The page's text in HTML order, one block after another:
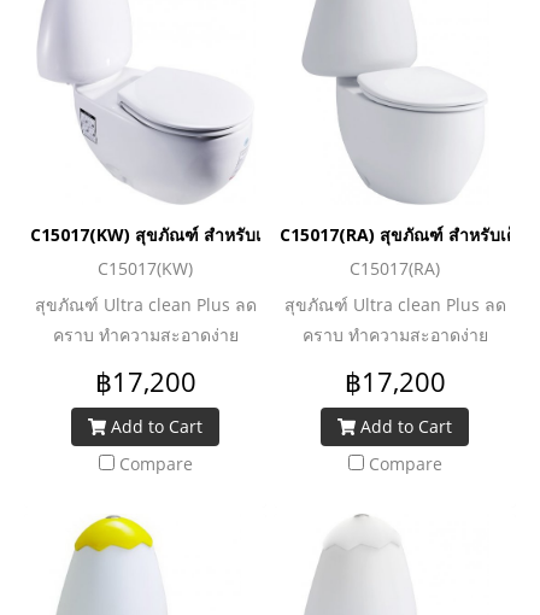
C15017(KW) สุขภัณฑ์ สำหรับเด็ก 3.75 ลิตร รุ่น GOOGAI (สีเขียวกีวี)
C15017(KW)
สุขภัณฑ์ Ultra clean Plus ลด
คราบ ทำความสะอาดง่าย
ฝาปิดหม้อน้ำทรงเปลือกไข่ 3 สี
สดใส : สีเขียวกีวี่ สีเขียวมะนาว
และ สีชมพู ระบบประหยัดน้ำ
฿17,200
Add to Cart
Compare
C15017(RA) สุขภัณฑ์ สำหรับเด็ก
C15017(RA)
สุขภัณฑ์ Ultra clean Plus ลด
คราบ ทำความสะอาดง่าย
ฝาปิดหม้อน้ำทรงเปลือกไข่ 3 สี
สดใส : สีเขียวกีวี่ สีเขียวมะนาว
และ สีชมพู ระบบประหยัดน้ำ
฿17,200
Add to Cart
Compare